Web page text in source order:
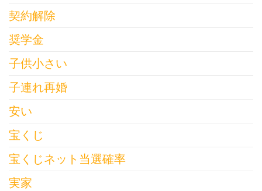
契約解除
奨学金
子供小さい
子連れ再婚
安い
宝くじ
宝くじネット当選確率
実家